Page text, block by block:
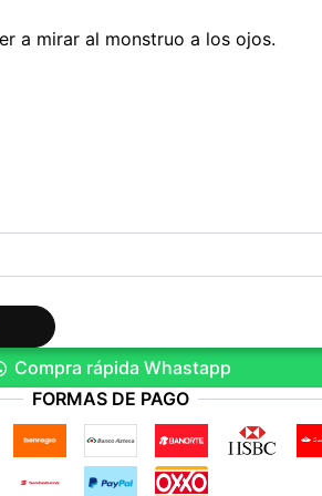
a mirar al monstruo a los ojos.
Compra rápida Whastapp
FORMAS DE PAGO